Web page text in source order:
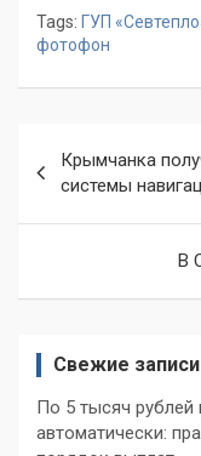
Tags: ГУП
фотофон
по
записям
Крымчанка
системы
В
Свежие записи
По 5 тысяч рублей
автоматически: